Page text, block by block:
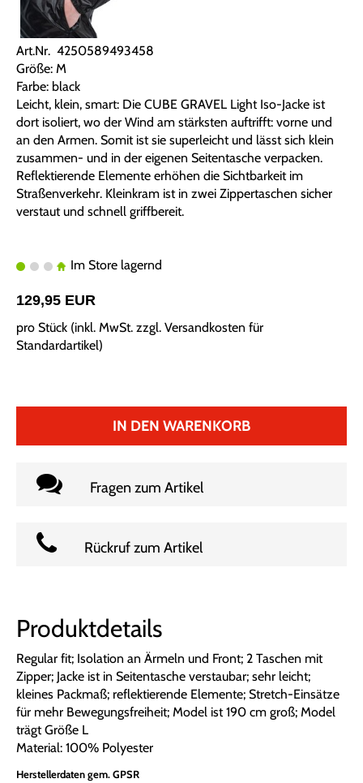
Art.Nr. 4250589493458
Größe: M
Farbe: black
Leicht, klein, smart: Die CUBE GRAVEL Light Iso-Jacke ist
dort isoliert, wo der Wind am stärksten auftrifft: vorne und
an den Armen. Somit ist sie superleicht und lässt sich klein
zusammen- und in der eigenen Seitentasche verpacken.
Reflektierende Elemente erhöhen die Sichtbarkeit im
Straßenverkehr. Kleinkram ist in zwei Zippertaschen sicher
verstaut und schnell griffbereit.
Im Store lagernd
129,95 EUR
pro Stück (inkl. MwSt. zzgl. Versandkosten für
Standardartikel)
IN DEN WARENKORB
Fragen zum Artikel
Rückruf zum Artikel
Produktdetails
Regular fit; Isolation an Ärmeln und Front; 2 Taschen mit
Zipper; Jacke ist in Seitentasche verstaubar; sehr leicht;
kleines Packmaß; reflektierende Elemente; Stretch-Einsätze
für mehr Bewegungsfreiheit; Model ist 190 cm groß; Model
trägt Größe L
Material: 100% Polyester
Herstellerdaten gem. GPSR